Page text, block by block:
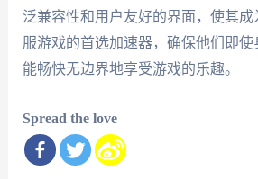
泛兼容性和用户友好的界面，使其成
服游戏的首选加速器，确保他们即
能畅快无边界地享受游戏的乐趣。
Spread the love